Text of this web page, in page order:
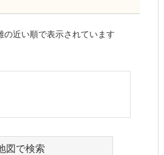
の近い順で表示されています
図で検索
科ハートクリニック
爾院長取材記事
ながら病状は
くなっていき